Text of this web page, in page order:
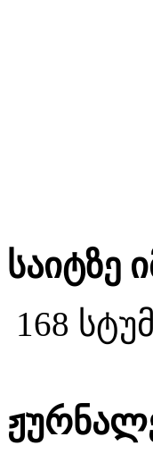
საიტზე
168